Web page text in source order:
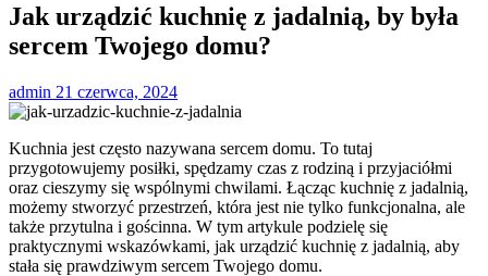
Jak urządzić kuchnię z jadalnią, by była
sercem Twojego domu?
admin 21 czerwca, 2024
Kuchnia jest często nazywana sercem domu. To tutaj
przygotowujemy posiłki, spędzamy czas z rodziną i przyjaciółmi
oraz cieszymy się wspólnymi chwilami. Łącząc kuchnię z jadalnią,
możemy stworzyć przestrzeń, która jest nie tylko funkcjonalna, ale
także przytulna i gościnna. W tym artykule podzielę się
praktycznymi wskazówkami, jak urządzić kuchnię z jadalnią, aby
stała się prawdziwym sercem Twojego domu.